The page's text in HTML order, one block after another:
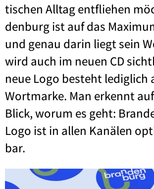
ti­schen All­tag ent­flie­hen
den­burg ist auf das
und genau dar­in liegt sein
wird auch im neu­en CD
neue Logo besteht ledig­lich
Wort­mar­ke. Man erkennt
Blick, wor­um es geht:
Logo ist in allen Kanä­len
bar.